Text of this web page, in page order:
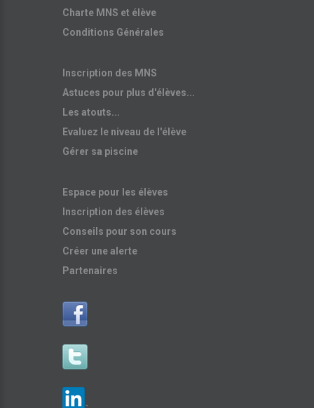
Charte MNS et élève
Conditions Générales
Inscription des MNS
Astuces pour plus d'élèves...
Les atouts...
Evaluez le niveau de l'élève
Gérer sa piscine
Espace pour les élèves
Inscription des élèves
Conseils pour son cours
Créer une alerte
Partenaires